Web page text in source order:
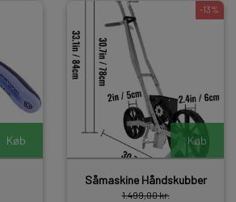
Køb
-13%
Køb
Såmaskine Håndskubber
1.499,00 kr.